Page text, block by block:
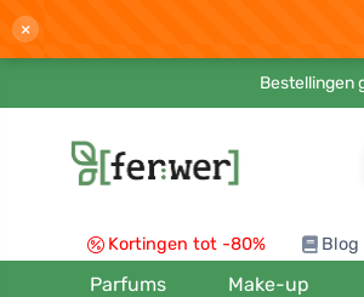
×
Bestellingen
Kortingen tot -80% Blog
Parfums Make-up